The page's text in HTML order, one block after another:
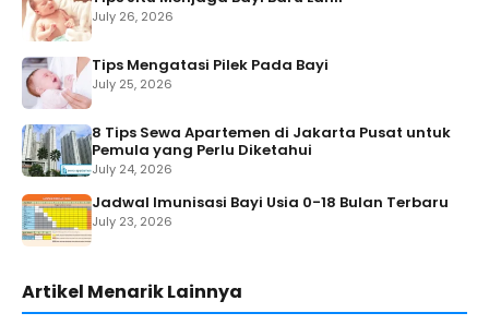
July 26, 2026
Tips Mengatasi Pilek Pada Bayi
July 25, 2026
8 Tips Sewa Apartemen di Jakarta Pusat untuk
Pemula yang Perlu Diketahui
July 24, 2026
Jadwal Imunisasi Bayi Usia 0-18 Bulan Terbaru
July 23, 2026
Artikel Menarik Lainnya